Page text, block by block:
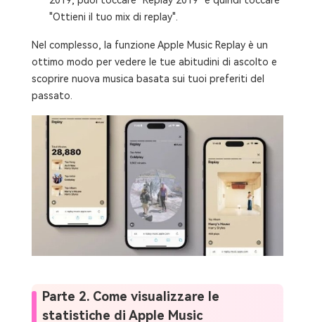
"Ottieni il tuo mix di replay".
Nel complesso, la funzione Apple Music Replay è un
ottimo modo per vedere le tue abitudini di ascolto e
scoprire nuova musica basata sui tuoi preferiti del
passato.
Parte 2. Come visualizzare le
statistiche di Apple Music